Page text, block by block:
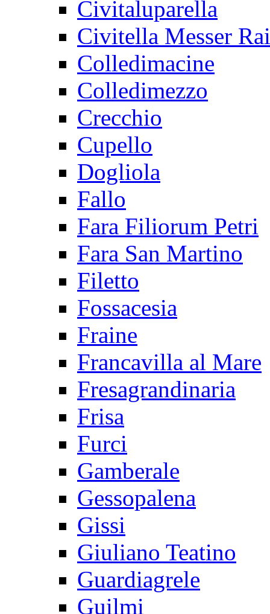
Civitaluparella
Civitella Messer
Colledimacine
Colledimezzo
Crecchio
Cupello
Dogliola
Fallo
Fara Filiorum Petri
Fara San Martino
Filetto
Fossacesia
Fraine
Francavilla al Mare
Fresagrandinaria
Frisa
Furci
Gamberale
Gessopalena
Gissi
Giuliano Teatino
Guardiagrele
Guilmi